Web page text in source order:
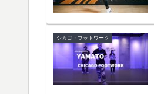
シカゴ・フットワーク